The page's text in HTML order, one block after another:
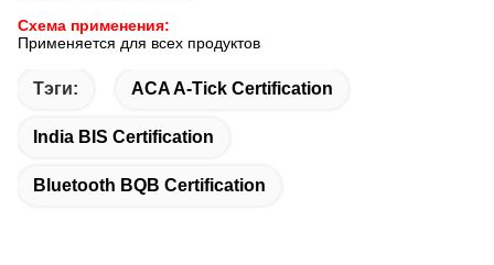
Схема применения:
Применяется для всех продуктов
Тэги: ACA A-Tick Certification
India BIS Certification
Bluetooth BQB Certification